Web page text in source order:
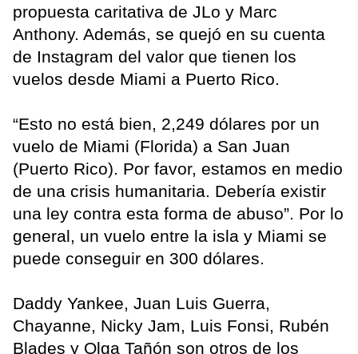
propuesta caritativa de JLo y Marc
Anthony. Además, se quejó en su cuenta
de Instagram del valor que tienen los
vuelos desde Miami a Puerto Rico.
“Esto no está bien, 2,249 dólares por un
vuelo de Miami (Florida) a San Juan
(Puerto Rico). Por favor, estamos en medio
de una crisis humanitaria. Debería existir
una ley contra esta forma de abuso”. Por lo
general, un vuelo entre la isla y Miami se
puede conseguir en 300 dólares.
Daddy Yankee, Juan Luis Guerra,
Chayanne, Nicky Jam, Luis Fonsi, Rubén
Blades y Olga Tañón son otros de los